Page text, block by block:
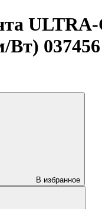
Вт) 037456
В избранное